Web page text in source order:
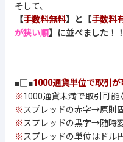
そして、
【手数料無料】と【手数料
が狭い順】に並べました！！
■□■1000通貨単位で取引
※1000通貨未満で取引可能
※ スプレッドの赤字→原則
※ スプレッドの黒字→随時
※ スプレッドの単位はドル